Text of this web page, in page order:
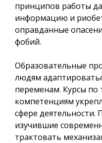
принципов работы
информацию и
оправданные
фобий.
Образовательные
людям
переменам. Курсы по
компетенциям
сфере деятельности.
изучившие
трактовать